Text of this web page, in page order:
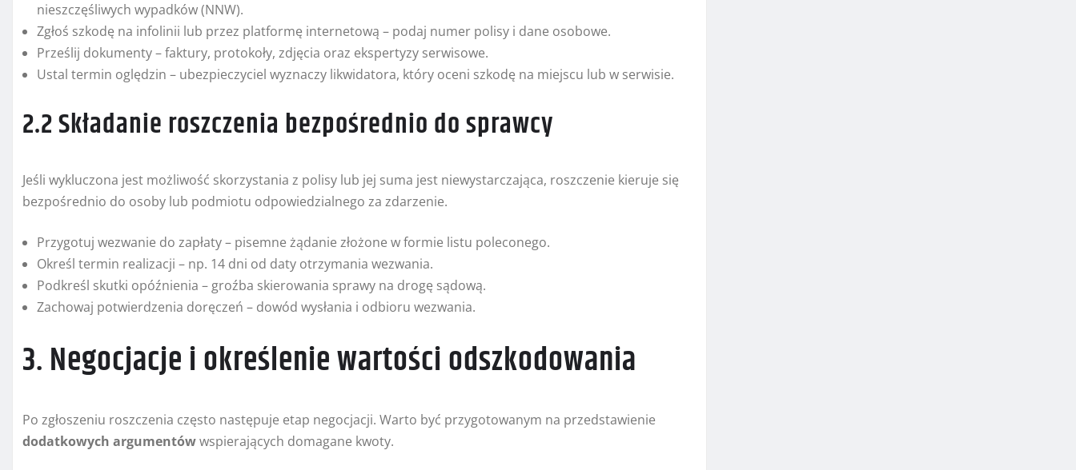
nieszczęśliwych wypadków (NNW).
Zgłoś szkodę na infolinii lub przez platformę internetową – podaj numer polisy i dane osobowe.
Prześlij dokumenty – faktury, protokoły, zdjęcia oraz ekspertyzy serwisowe.
Ustal termin oględzin – ubezpieczyciel wyznaczy likwidatora, który oceni szkodę na miejscu lub w serwisie.
2.2 Składanie roszczenia bezpośrednio do sprawcy
Jeśli wykluczona jest możliwość skorzystania z polisy lub jej suma jest niewystarczająca, roszczenie kieruje się
bezpośrednio do osoby lub podmiotu odpowiedzialnego za zdarzenie.
Przygotuj wezwanie do zapłaty – pisemne żądanie złożone w formie listu poleconego.
Określ termin realizacji – np. 14 dni od daty otrzymania wezwania.
Podkreśl skutki opóźnienia – groźba skierowania sprawy na drogę sądową.
Zachowaj potwierdzenia doręczeń – dowód wysłania i odbioru wezwania.
3. Negocjacje i określenie wartości odszkodowania
Po zgłoszeniu roszczenia często następuje etap negocjacji. Warto być przygotowanym na przedstawienie
dodatkowych argumentówwspierających domagane kwoty.